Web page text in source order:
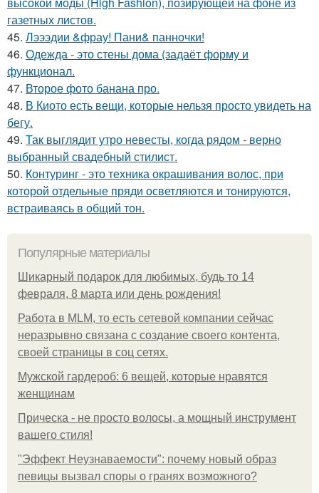
газетных листов.
45. Лэээдии &фрау! Пани& панночки!
46. Одежда - это стены дома (задаёт форму и
функционал.
47. Второе фото банана про.
48. В Киото есть вещи, которые нельзя просто увидеть на
бегу.
49. Так выглядит утро невесты, когда рядом - верно
выбранный свадебный стилист.
50. Контуринг - это техника окрашивания волос, при
которой отдельные пряди осветляются и тонируются,
встраиваясь в общий тон.
Популярные материалы
Шикарный подарок для любимых, будь то 14
февраля, 8 марта или день рождения!
Работа в MLM, то есть сетевой компании сейчас
неразрывно связана с создание своего контента,
своей страницы в соц сетях.
Мужской гардероб: 6 вещей, которые нравятся
женщинам
Прическа - не просто волосы, а мощный инструмент
вашего стиля!
"Эффект Неузнаваемости": почему новый образ
певицы вызвал споры о гранях возможного?